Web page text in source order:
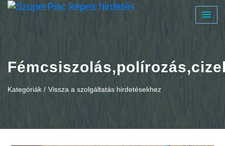
Kategóriák / Vissza a szolgáltatás hirdetésekhez